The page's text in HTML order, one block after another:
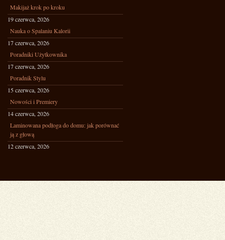
Makijaż krok po kroku
19 czerwca, 2026
Nauka o Spalaniu Kalorii
17 czerwca, 2026
Poradniki Użytkownika
17 czerwca, 2026
Poradnik Stylu
15 czerwca, 2026
Nowości i Premiery
14 czerwca, 2026
Laminowana podłoga do domu: jak porównać
ją z głową
12 czerwca, 2026